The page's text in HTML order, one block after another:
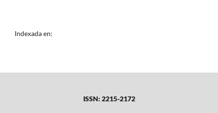
Indexada en:
ISSN: 2215-2172